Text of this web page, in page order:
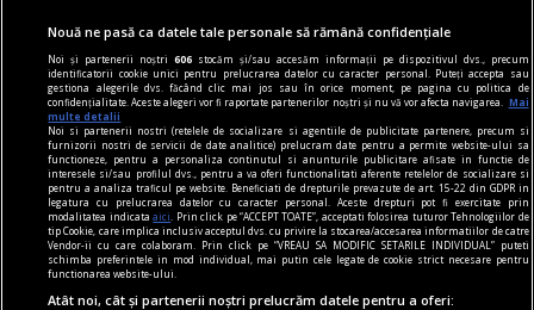
Atac armat într-un liceu din Thailanda. Un
profesor a fost ucis, elevul atacator s-a sinucis
Un atac armat produs vineri, 7 august, la un
liceu din provincia Nonthaburi, în apropiere de
Bangkok, s-a soldat cu moartea unui profesor și
rănirea altor patru persoane, au anunțat
autoritățile thailandeze.
Nouă ne pasă ca datele tale personale să rămână confidențiale
Noi și partenerii noștri606 stocăm și/sau accesăm informații pe dispozitivul dvs., precum
identificatorii cookie unici pentru prelucrarea datelor cu caracter personal. Puteți accepta sau
gestiona alegerile dvs. făcând clic mai jos sau în orice moment, pe pagina cu politica de
confidențialitate. Aceste alegeri vor fi raportate partenerilor noștri și nu vă vor afecta navigarea.
Mai
multe detalii
Noi si partenerii nostri (retelele de socializare si agentiile de publicitate partenere, precum si
furnizorii nostri de servicii de date analitice) prelucram date pentru a permite website-ului sa
functioneze, pentru a personaliza continutul si anunturile publicitare afisate in functie de
interesele si/sau profilul dvs., pentru a va oferi functionalitati aferente retelelor de socializare si
pentru a analiza traficul pe website. Beneficiati de drepturile prevazute de art. 15-22 din GDPR in
legatura cu prelucrarea datelor cu caracter personal. Aceste drepturi pot fi exercitate prin
modalitatea indicataaici
. Prin click pe “ACCEPT TOATE”, acceptati folosirea tuturor Tehnologiilor de
tip Cookie, care implica inclusiv acceptul dvs. cu privire la stocarea/accesarea informatiilor de catre
Vendor-ii cu care colaboram. Prin click pe “VREAU SA MODIFIC SETARILE INDIVIDUAL” puteti
schimba preferintele in mod individual, mai putin cele legate de cookie strict necesare pentru
functionarea website-ului.
Atât noi, cât și partenerii noștri prelucrăm datele pentru a oferi: